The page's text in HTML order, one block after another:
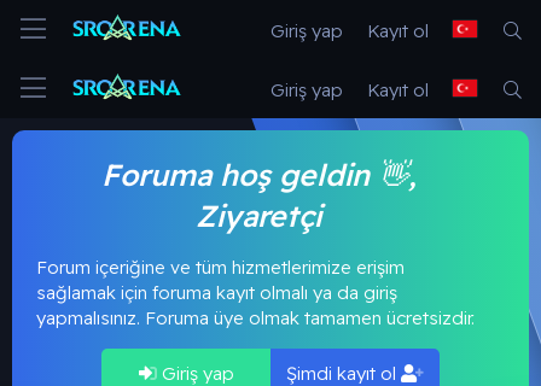
Giriş yap Kayıt ol
Giriş yap Kayıt ol
Foruma hoş geldin 👋,
Ziyaretçi
Forum içeriğine ve tüm hizmetlerimize erişim
sağlamak için foruma kayıt olmalı ya da giriş
yapmalısınız. Foruma üye olmak tamamen ücretsizdir.
Giriş yap Şimdi kayıt ol